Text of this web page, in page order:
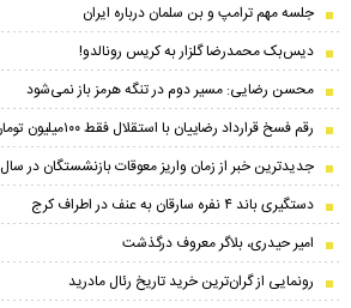
جلسه مهم ترامپ و بن سلمان درباره ایران
دیس‌بک محمدرضا گلزار به کریس رونالدو!
محسن رضایی: مسیر دوم در تنگه هرمز باز نمی‌شود
رقم فسخ قرارداد رضاییان با استقلال فقط ۱۰۰میلیون تومان!
جدیدترین خبر از زمان واریز معوقات بازنشستگان در سال 1405
دستگیری باند ۴ نفره سارقان به عنف در اطراف کرج
امیر حیدری، بلاگر معروف درگذشت
رونمایی از گران‌ترین خرید تاریخ رئال مادرید